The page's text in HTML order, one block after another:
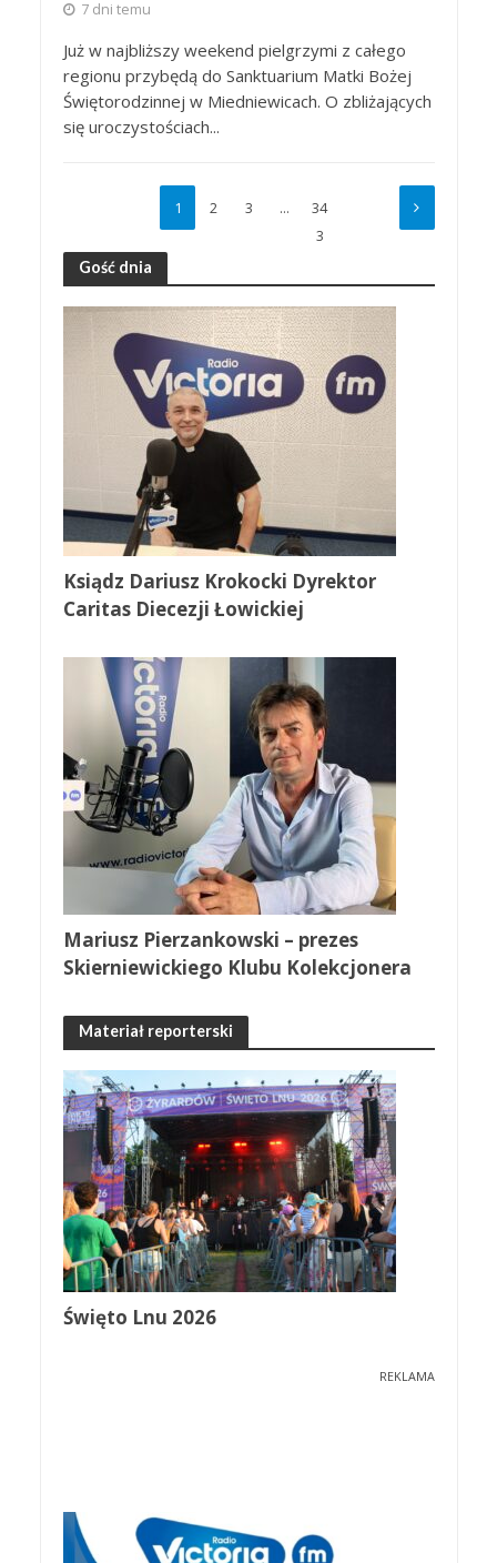
7 dni temu
Już w najbliższy weekend pielgrzymi z całego
regionu przybędą do Sanktuarium Matki Bożej
Świętorodzinnej w Miedniewicach. O zbliżających
się uroczystościach...
1 2 3 …
34
3
Gość dnia
Ksiądz Dariusz Krokocki Dyrektor
Caritas Diecezji Łowickiej
Mariusz Pierzankowski – prezes
Skierniewickiego Klubu Kolekcjonera
Materiał reporterski
Święto Lnu 2026
REKLAMA